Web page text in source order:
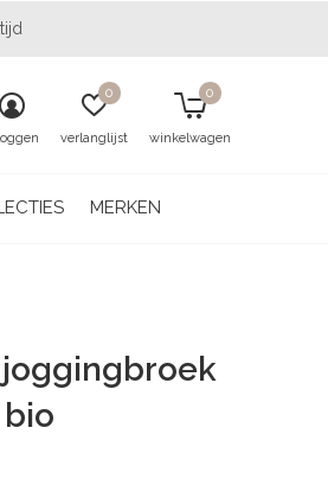
MERKEN
verlanglijst
0
winkelwagen
0
joggingbroek